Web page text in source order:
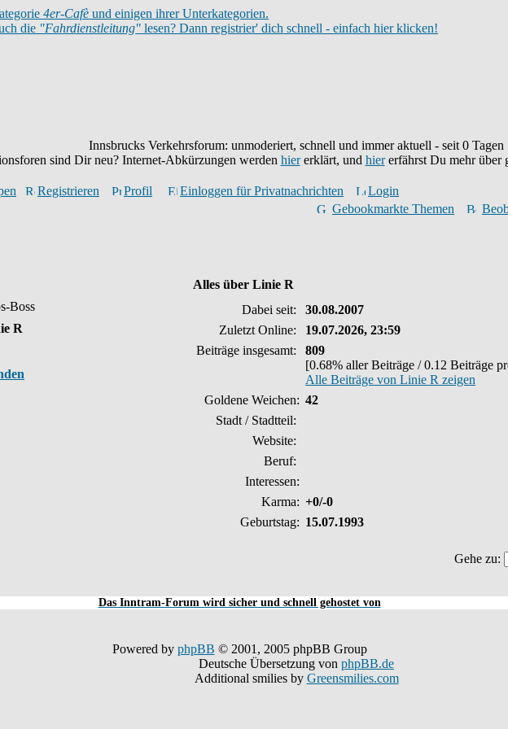
4er-Cafè und einigen ihrer Unterkategorien.
die "Fahrdienstleitung" lesen? Dann registrier' dich schnell - einfach hier klicken!
Innsbrucks Verkehrsforum: unmoderiert, schnell und immer aktuell - seit 0 Tagen
sind Dir neu? Internet-Abkürzungen werden hiererklärt, und hiererfährst Du mehr über
Registrieren Profil Einloggen für Privatnachrichten
Login
Gebookmarkte Themen
Alles über Linie R
Boss
Dabei seit:
30.08.2007
Zuletzt Online:
19.07.2026, 23:59
Beiträge insgesamt:
809
[0.68% aller Beiträge / 0.12 Beiträge
Alle Beiträge von Linie R zeigen
Goldene Weichen: 42
Stadt / Stadtteil:
Website:
Beruf:
Interessen:
Karma: +0/-0
Geburtstag: 15.07.1993
R
Gehe zu:
Das Inntram-Forum wird sicher und schnell gehostet von
Powered by phpBB © 2001, 2005 phpBB Group
Deutsche Übersetzung von phpBB.de
Additional smilies by Greensmilies.com